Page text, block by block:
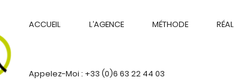
ACCUEIL L’AGENCE MÉTHODE
Appelez-Moi : +33 (0)6 63 22 44 03